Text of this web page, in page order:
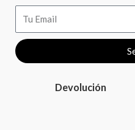
Devolución